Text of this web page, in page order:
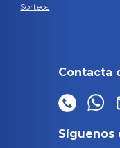
Sorteos
Contacta
Síguenos